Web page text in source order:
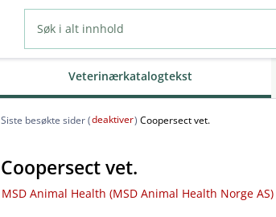
Veterinærkatalogtekst
Siste besøkte sider (deaktiver) Coopersect vet.
Coopersect vet.
MSD Animal Health (MSD Animal Health Norge AS)